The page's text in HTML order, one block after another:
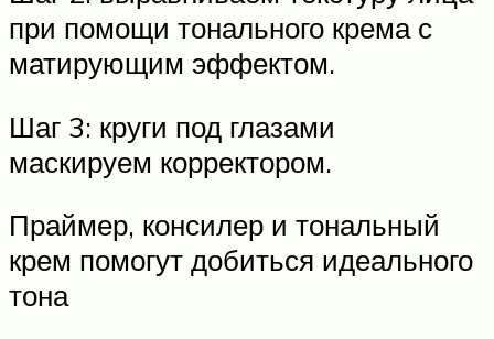
при помощи тонального крема с
матирующим эффектом.
Шаг 3: круги под глазами
маскируем корректором.
Праймер, консилер и тональный
крем помогут добиться идеального
тона